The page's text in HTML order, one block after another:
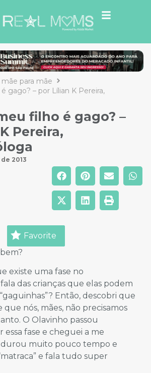
mãe para mãe
gago? – por Lílian K Pereira,
filho é gago? –
Pereira,
2013
Favorite
existe uma fase no
das crianças que elas podem
Então, descobri que
nós, mães, não precisamos
O Olavinho passou
fase e cheguei a me
durou muito pouco tempo e
e fala tudo super